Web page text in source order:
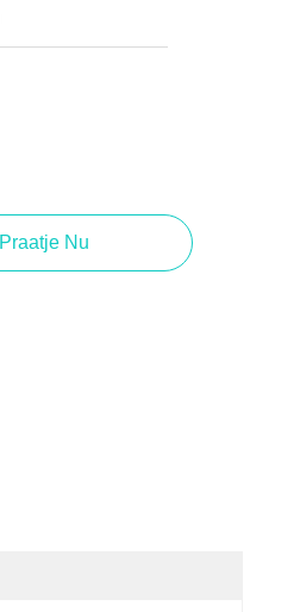
Praatje Nu